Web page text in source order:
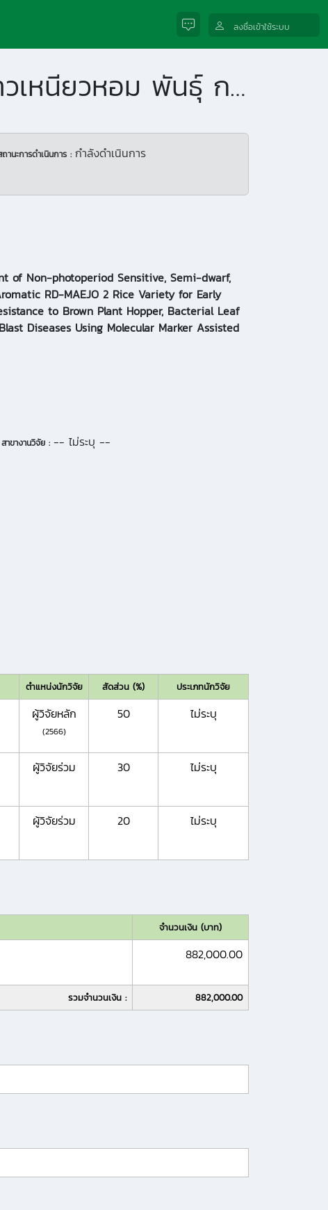
ลงชื่อเข้าใช้ระบบ
การปรับปรุงพันธุ์ข้าวไม่ไวต่อช่วงแสง ต้นเตี้ย ข้าวเหนียวหอม พันธุ์ กข-แม่โจ้ 2 ให้อายุเก็บเกี่ยวสั้น ต้านทานต่อเพลี้ยกระโดดสีน้ำตาล โรคขอบใบแห้ง และโรคไหม้ โดยใช้เครื่องหมายโมเลกุลช่วยในการคัดเลือก
านะการดำเนินการ :กำลังดำเนินการ
of Non-photoperiod Sensitive, Semi-dwarf,
RD-MAEJO 2 Rice Variety for Early
to Brown Plant Hopper, Bacterial Leaf
Diseases Using Molecular Marker Assisted
สาขางานวิจัย : -- ไม่ระบุ --
ตำแหน่งนักวิจัย สัดส่วน (%) ประเภทนักวิจัย
ผู้วิจัยหลัก
(2566)
50 ไม่ระบุ
ผู้วิจัยร่วม 30 ไม่ระบุ
ผู้วิจัยร่วม 20 ไม่ระบุ
จำนวนเงิน (บาท)
882,000.00
รวมจำนวนเงิน : 882,000.00